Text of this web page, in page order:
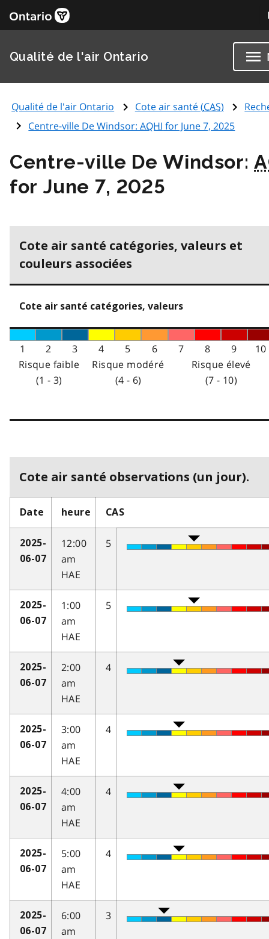
Qualité de l'air Ontario
Qualité de l'air Ontario Cote air santé (CAS)
Centre-ville De Windsor:AQHI for June 7, 2025
Centre-ville De Windsor:
for June 7, 2025
Cote air santé catégories, valeurs et
couleurs associées
Cote air santé catégories, valeurs
1 2 3 4 5 6 7 8 9
10
Risque faible
(1 - 3)
Risque modéré
(4 - 6)
Risque élevé
(7 - 10)
Cote air santé observations (un jour).
Date heure CAS
2025-
06-07
12:00
am
HAE
5
2025-
06-07
1:00
am
HAE
5
2025-
06-07
2:00
am
HAE
4
2025-
06-07
3:00
am
HAE
4
2025-
06-07
4:00
am
HAE
4
2025-
06-07
5:00
am
HAE
4
2025-
06-07
6:00
am
3